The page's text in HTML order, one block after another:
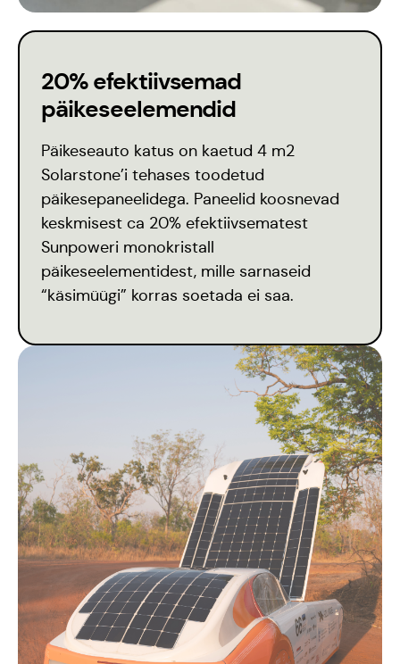
Meedia
20% efektiivsemad
päikeseelemendid
Päikeseauto katus on kaetud 4 m2
Solarstone’i tehases toodetud
päikesepaneelidega. Paneelid koosnevad
keskmisest ca 20% efektiivsematest
Sunpoweri monokristall
päikeseelementidest, mille sarnaseid
“käsimüügi” korras soetada ei saa.